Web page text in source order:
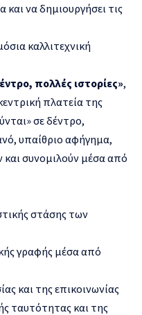
και να δημιουργήσει τις
καλλιτεχνική
πολλές ιστορίες»,
πλατεία της
σε δέντρο,
υπαίθριο αφήγημα,
συνομιλούν μέσα από
στάσης των
γραφής μέσα από
και της επικοινωνίας
ταυτότητας και της